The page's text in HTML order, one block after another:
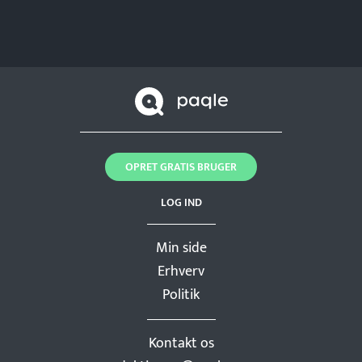
Min side
Erhverv
Politik
Kontakt os
LOG IND
OPRET GRATIS BRUGER